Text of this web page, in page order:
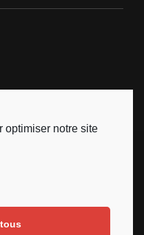
optimiser notre site